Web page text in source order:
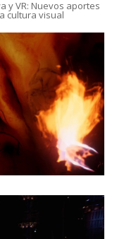
y VR: Nuevos aportes
cultura visual